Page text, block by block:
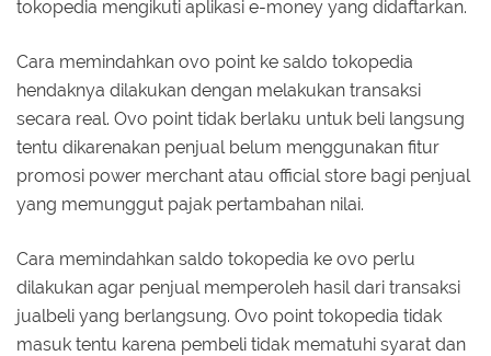
tokopedia mengikuti aplikasi e-money yang didaftarkan.
Cara memindahkan ovo point ke saldo tokopedia
hendaknya dilakukan dengan melakukan transaksi
secara real. Ovo point tidak berlaku untuk beli langsung
tentu dikarenakan penjual belum menggunakan fitur
promosi power merchant atau official store bagi penjual
yang memunggut pajak pertambahan nilai.
Cara memindahkan saldo tokopedia ke ovo perlu
dilakukan agar penjual memperoleh hasil dari transaksi
jualbeli yang berlangsung. Ovo point tokopedia tidak
masuk tentu karena pembeli tidak mematuhi syarat dan